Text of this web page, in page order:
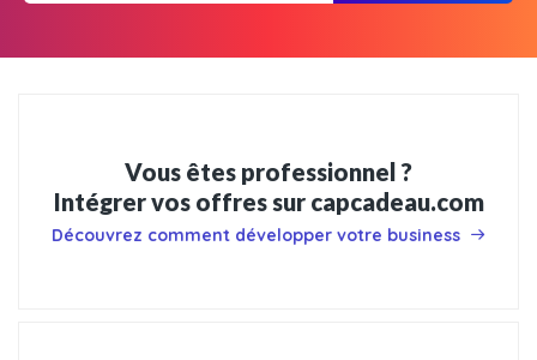
Vous êtes professionnel ?
Intégrer vos offres sur capcadeau.com
Découvrez comment développer votre business